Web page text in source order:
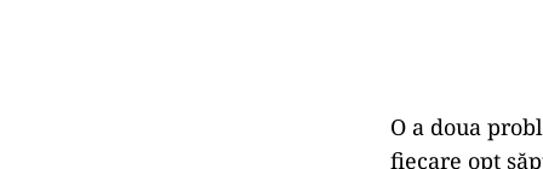
O a doua
fiecare opt